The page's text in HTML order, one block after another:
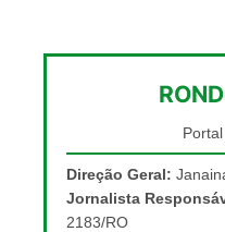
Direção Geral:
Jornalista
2183/RO